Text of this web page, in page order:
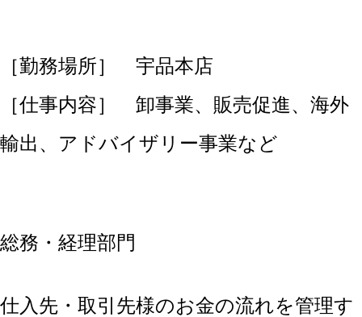
［勤務場所］ 宇品本店
［仕事内容］ 卸事業、販売促進、海外
輸出、アドバイザリー事業など
総務・経理部門
仕入先・取引先様のお金の流れを管理す